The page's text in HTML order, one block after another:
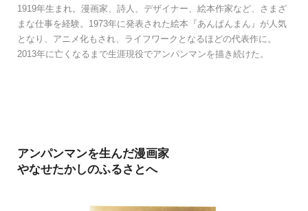
1919年生まれ。漫画家、詩人、デザイナー、絵本作家など、さまざ
まな仕事を経験。1973年に発表された絵本『あんぱんまん』が人気
となり、アニメ化もされ、ライフワークとなるほどの代表作に。
2013年に亡くなるまで生涯現役でアンパンマンを描き続けた。
アンパンマンを生んだ漫画家
やなせたかしのふるさとへ